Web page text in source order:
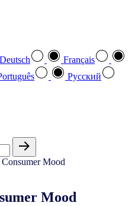
Deutsch
Français
Pусский
Mood